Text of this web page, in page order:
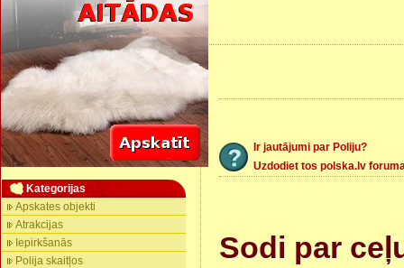
Kategorijas
Apskates objekti
Atrakcijas
Iepirkšanās
Polija skaitļos
Ir jautājumi par Poliju?
Uzdodiet tos polska.lv
Sodi par